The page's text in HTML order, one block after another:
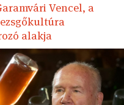
Vencel, a
alakja